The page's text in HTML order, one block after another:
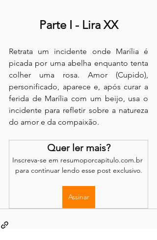
Parte I - Lira XX
Retrata um incidente onde Marília é
picada por uma abelha enquanto tenta
colher uma rosa. Amor (Cupido),
personificado, aparece e, após curar a
ferida de Marília com um beijo, usa o
incidente para refletir sobre a natureza
do amor e da compaixão.
Quer ler mais?
Inscreva-se em resumoporcapitulo.com.br
para continuar lendo esse post exclusivo.
Assinar